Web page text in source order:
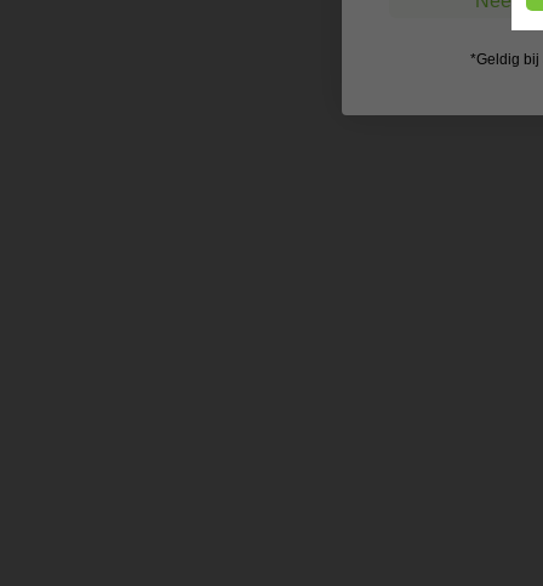
*Geldig bij